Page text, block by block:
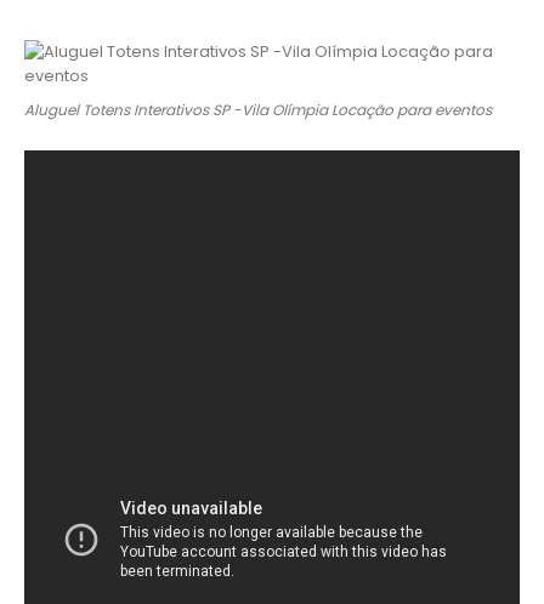
Aluguel Totens Interativos SP -Vila Olímpia Locação para eventos